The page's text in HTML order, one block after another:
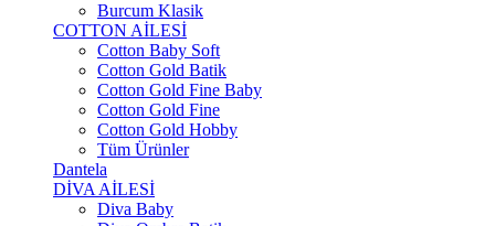
Burcum Klasik
COTTON AİLESİ
Cotton Baby Soft
Cotton Gold Batik
Cotton Gold Fine Baby
Cotton Gold Fine
Cotton Gold Hobby
Tüm Ürünler
Dantela
DİVA AİLESİ
Diva Baby